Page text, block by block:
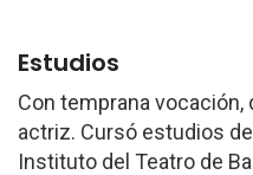
Estudios
Con temprana
actriz. Cursó estudios
Instituto del Teatro de